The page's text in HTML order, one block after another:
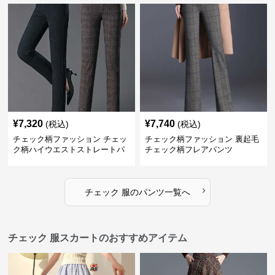
¥7,320 (税込)
チェック柄ファッション チェッ
ク柄ハイウエストストレートパ
¥7,740 (税込)
チェック柄ファッション 裏起毛
チェック柄フレアパンツ
チェック 服のパンツ一覧へ ›
チェック 服スカートのおすすめアイテム